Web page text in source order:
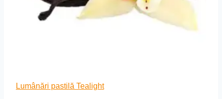
Lumânări pastilă Tealight